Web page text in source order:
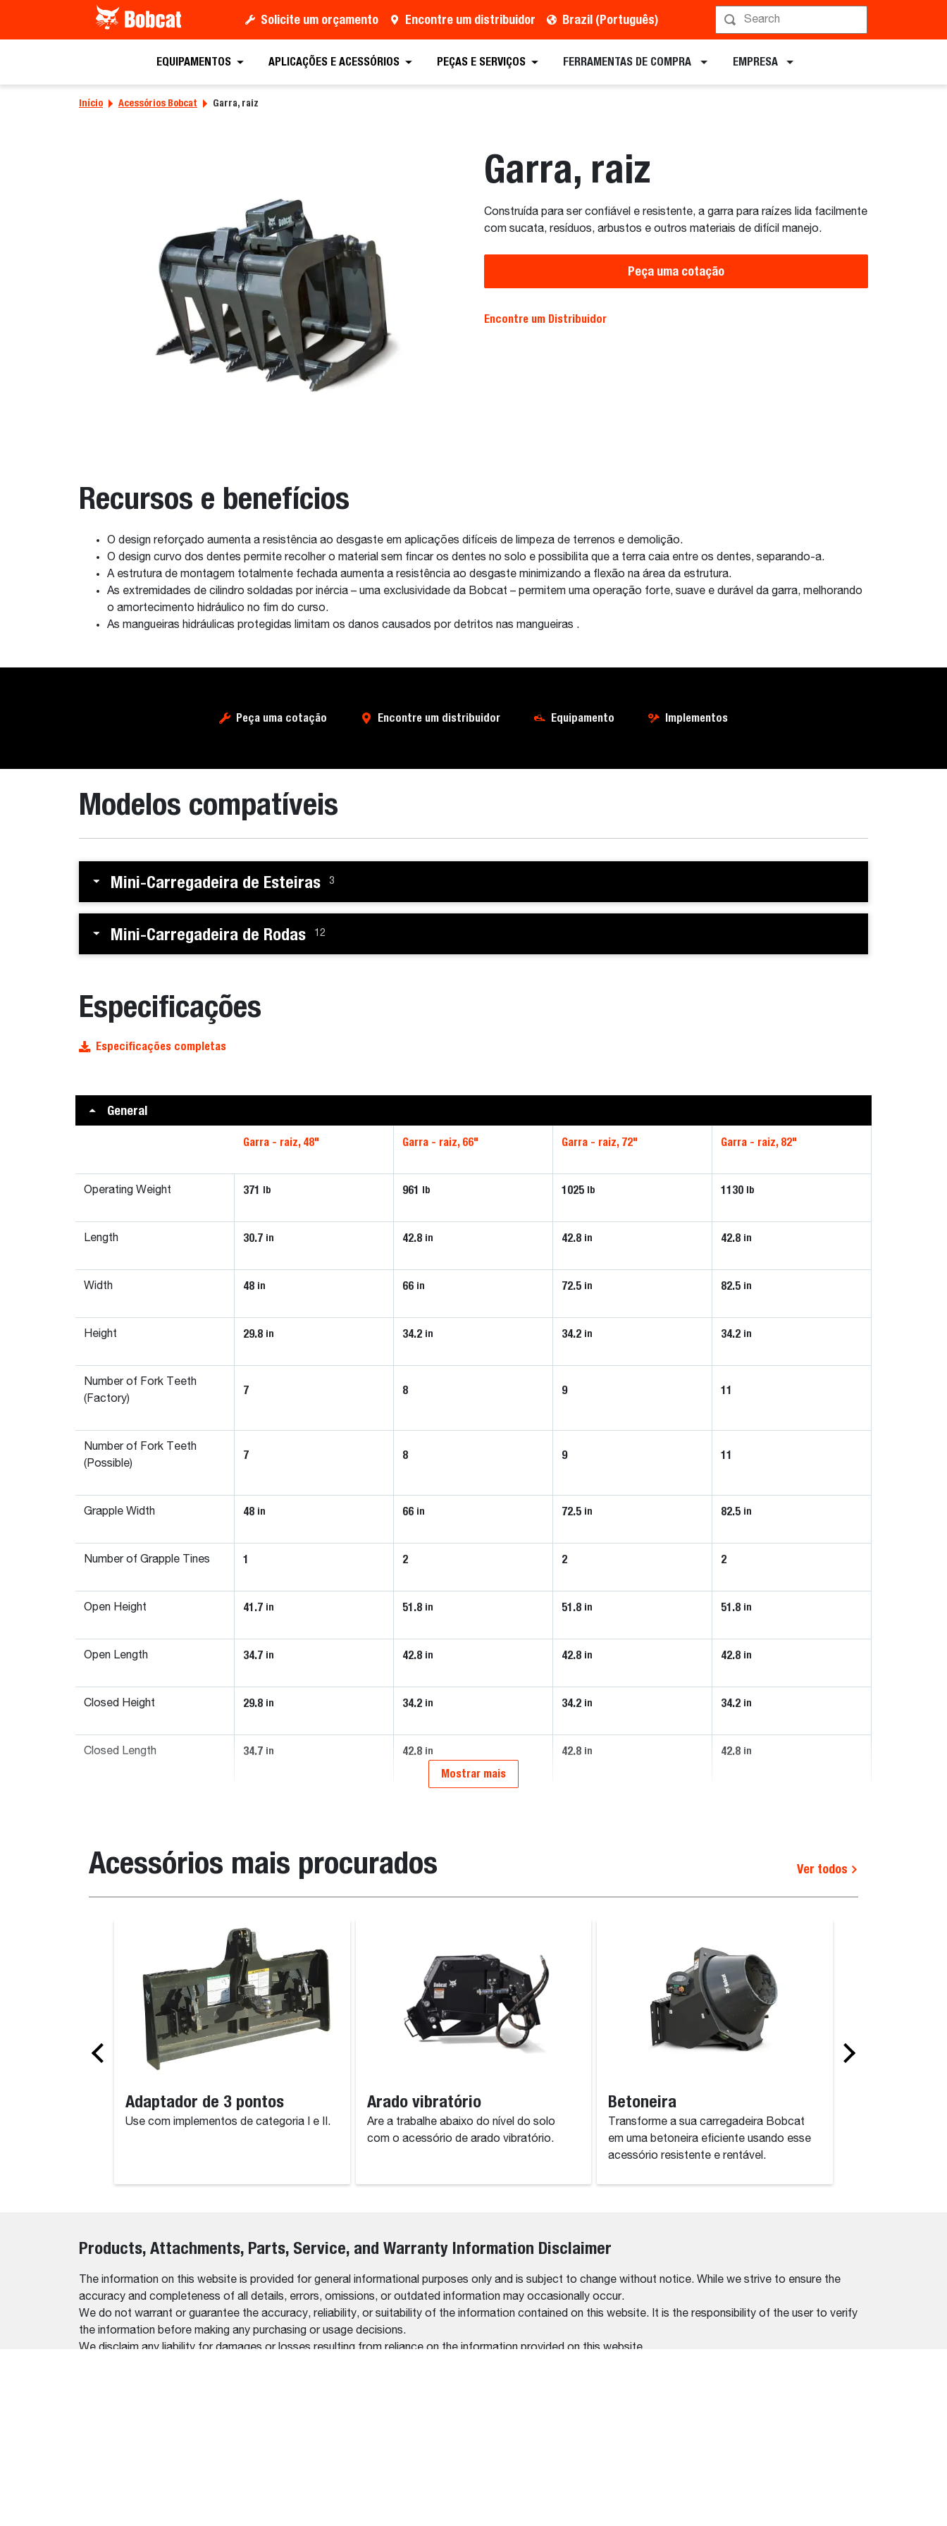
Solicite um orçamento Encontre um distribuidor Brazil (Português)
EQUIPAMENTOS APLICAÇÕES E ACESSÓRIOS PEÇAS E SERVIÇOS FERRAMENTAS DE COMPRA EMPRESA
Início Acessórios Bobcat Garra, raiz
Garra, raiz
Construída para ser confiável e resistente, a garra para raízes lida facilmente
com sucata, resíduos, arbustos e outros materiais de difícil manejo.
Peça uma cotação
Encontre um Distribuidor
Recursos e benefícios
O design reforçado aumenta a resistência ao desgaste em aplicações difíceis de limpeza de terrenos e demolição.
O design curvo dos dentes permite recolher o material sem fincar os dentes no solo e possibilita que a terra caia entre os dentes, separando-a.
A estrutura de montagem totalmente fechada aumenta a resistência ao desgaste minimizando a flexão na área da estrutura.
As extremidades de cilindro soldadas por inércia – uma exclusividade da Bobcat – permitem uma operação forte, suave e durável da garra, melhorando
o amortecimento hidráulico no fim do curso.
As mangueiras hidráulicas protegidas limitam os danos causados por detritos nas mangueiras .
Peça uma cotação Encontre um distribuidor Equipamento Implementos
Peça uma cotação Encontre um distribuidor Equipamento Implementos
Modelos compatíveis
Mini-Carregadeira de Esteiras 3
Mini-Carregadeira de Rodas 12
Especificações
Especificações completas
General
Garra - raiz, 48" Garra - raiz, 66" Garra - raiz, 72" Garra - raiz, 82"
Operating Weight 371 lb 961 lb 1025 lb 1130 lb
Length 30.7 in 42.8 in 42.8 in 42.8 in
Width 48 in 66 in 72.5 in 82.5 in
Height 29.8 in 34.2 in 34.2 in 34.2 in
Number of Fork Teeth
(Factory)
7 8 9 11
Number of Fork Teeth
(Possible)
7 8 9 11
Grapple Width 48 in 66 in 72.5 in 82.5 in
Number of Grapple Tines 1 2 2 2
Open Height 41.7 in 51.8 in 51.8 in 51.8 in
Open Length 34.7 in 42.8 in 42.8 in 42.8 in
Closed Height 29.8 in 34.2 in 34.2 in 34.2 in
Closed Length 34.7 in 42.8 in 42.8 in 42.8 in
Mostrar mais
Acessórios mais procurados Ver todos
Adaptador de 3 pontos
Use com implementos de categoria I e II.
Arado vibratório
Are a trabalhe abaixo do nível do solo
com o acessório de arado vibratório.
Betoneira
Transforme a sua carregadeira Bobcat
em uma betoneira eficiente usando esse
acessório resistente e rentável.
Products, Attachments, Parts, Service, and Warranty Information Disclaimer
The information on this website is provided for general informational purposes only and is subject to change without notice. While we strive to ensure the
accuracy and completeness of all details, errors, omissions, or outdated information may occasionally occur.
We do not warrant or guarantee the accuracy, reliability, or suitability of the information contained on this website. It is the responsibility of the user to verify
the information before making any purchasing or usage decisions.
We disclaim any liability for damages or losses resulting from reliance on the information provided on this website.